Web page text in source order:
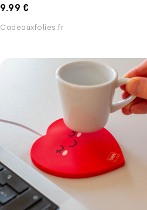
9.99 €
Cadeauxfolies.fr